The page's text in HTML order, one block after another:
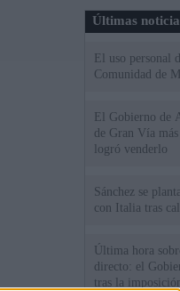
Últimas
El uso personal
Comunidad de
El Gobierno de
de Gran Vía
logró venderlo
Sánchez se
con Italia tras
Última hora
directo: el
tras la